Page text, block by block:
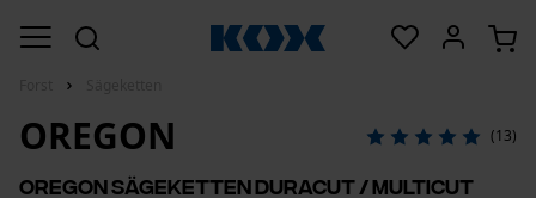
OREGON (13)
Oregon Sägeketten DuraCut / MultiCut